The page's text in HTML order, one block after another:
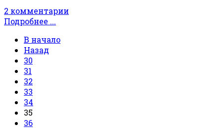
2 комментарии
Подробнее ...
В начало
Назад
30
31
32
33
34
35
36